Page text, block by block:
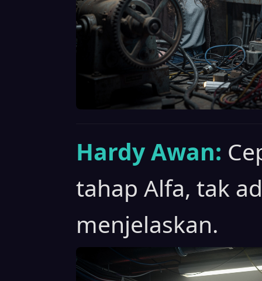
Hardy Awan:
tahap Alfa, tak
menjelaskan.